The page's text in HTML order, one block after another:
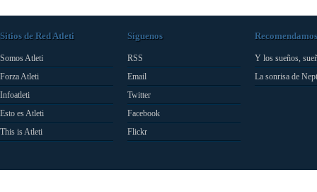
Sitios de Red Atleti
Somos Atleti
Forza Atleti
Infoatleti
Esto es Atleti
This is Atleti
Síguenos
RSS
Email
Twitter
Facebook
Flickr
Recomendamos
Y los sueños,
La sonrisa de